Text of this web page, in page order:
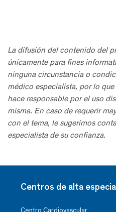
La difusión del contenido del
únicamente para fines
ninguna circunstancia o
médico especialista, por lo
hace responsable por el uso
misma. En caso de requerir
con el tema, le sugerimos
especialista de su confianza.
Centros de alta
Centro Cardiovascular